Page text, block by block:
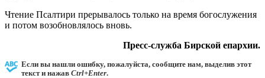
Чтение Псалтири прерывалось только на время богослужения
и потом возобновлялось вновь.
Пресс-служба Бирской епархии.
Если вы нашли ошибку, пожалуйста, сообщите нам, выделив этот
текст и нажав Ctrl+Enter.